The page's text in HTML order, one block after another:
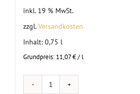
inkl. 19 % MwSt.
zzgl.Versandkosten
Inhalt: 0,75 l
Grundpreis: 11,07€/ l
MC